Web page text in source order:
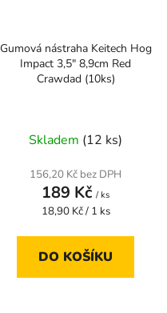
Gumová nástraha Keitech Hog
Impact 3,5" 8,9cm Red
Crawdad (10ks)
Skladem (12 ks)
156,20 Kč bez DPH
189 Kč / ks
Měrná
18,90 Kč / 1 ks
DO KOŠÍKU